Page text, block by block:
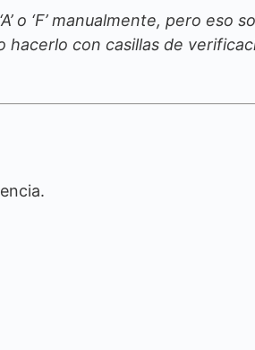
o ‘F’ manualmente, pero eso
con casillas de